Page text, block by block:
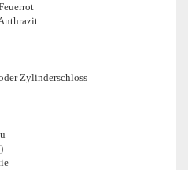
Zylinderschloss